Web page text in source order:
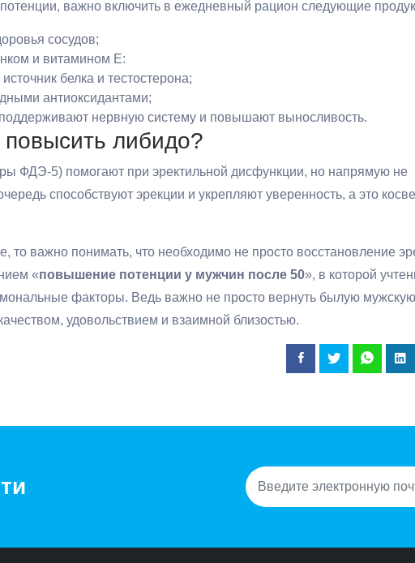
важно включить в ежедневный рацион следующие
сосудов;
и витамином E:
белка и тестостерона;
антиоксидантами;
нервную систему и повышают выносливость.
либидо?
ФДЭ‑5) помогают при эректильной дисфункции, но напрямую не
способствуют эрекции и укрепляют уверенность, а это
важно понимать, что необходимо не просто восстановление
«повышение потенции у мужчин после 50», в которой
факторы. Ведь важно не просто вернуть былую мужскую
удовольствием и взаимной близостью.